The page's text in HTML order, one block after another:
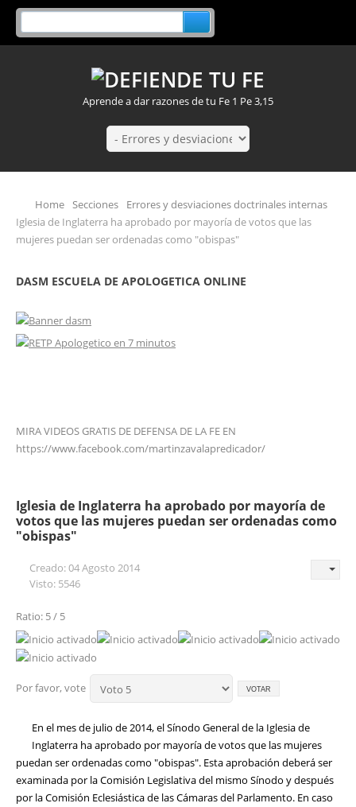
Aprende a dar razones de tu Fe 1 Pe 3,15
Home Secciones
Errores y desviaciones doctrinales internas
Iglesia de Inglaterra ha aprobado por mayoría de votos que las
mujeres puedan ser ordenadas como "obispas"
DASM ESCUELA DE APOLOGETICA ONLINE
MIRA VIDEOS GRATIS DE DEFENSA DE LA FE EN
https://www.facebook.com/martinzavalapredicador/
Iglesia de Inglaterra ha aprobado por mayoría de
votos que las mujeres puedan ser ordenadas como
"obispas"
Creado: 04 Agosto 2014
Visto: 5546
Ratio: 5 / 5
Por favor, vote
En el mes de julio de 2014, el Sínodo General de la Iglesia de
Inglaterra ha aprobado por mayoría de votos que las mujeres
puedan ser ordenadas como "obispas". Esta aprobación deberá ser
examinada por la Comisión Legislativa del mismo Sínodo y después
por la Comisión Eclesiástica de las Cámaras del Parlamento. En caso